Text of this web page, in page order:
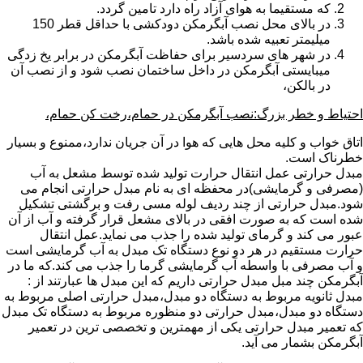
که مستقیما به هوای آزاد راه دارد تامین گردد.
در بالای محل نصب آبگرمکن دودکشی با حداقل قطر 150
میلیمتر تعبیه شده باشد.
در شهر های سردسیر برای حفاظت آبگرمکن در برابر یخ زدگی
میبایستی آبگرمکن در داخل ساختمان نصب شود و از نصب آن
در بالکن،
احتیاط و خطر بزرگ:نصب آبگرمکن در حمام،رخت کن حمام،
اتاق خواب و کلیه محل هایی که هوا در آن جریان ندارد،ممنوع و بسیار
خطرناک است.
مبدل حرارتی عمل انتقال حرارت تولید شده توسط مشعل به آب
(مصرفی و گرمایشی)در محفظه ای به نام مبدل حرارتی انجام می
شود.مبدل حرارتی از چند ردیف لوله مسی رفت و برگشتی تشکیل
شده است که به صورت افقی در بالای مشعل قرار گرفته و آب از آن
عبور می کند و گرمای تولید شده را جذب می نماید.عمل انتقال
حرارت مستقیم در هر دو نوع دستگاه تک مبدل به آب گرمایشی است
و آب مصرفی با واسطه آب گرمایشی گرما را جذب می کند.که ما در
آبگرمکن چند مبل مبدل حرارتی داریم که این مبدل ها عبارتند از :
مبدل ثانویه مربوط به دستگاه دو مبدل،مبدل حرارتی اصلی مربوط به
دستگاه دو مبدل،مبدل حرارتی دو منظوره مربوط به دستگاه تک مبدل
که تعمیر مبدل حرارتی یکی از مهمترین و تخصصی ترین در تعمیر
آبگرمکن بشمار می آید.